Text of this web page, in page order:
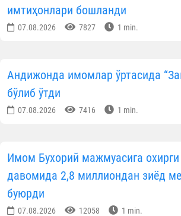
имтиҳонлари бошланди
07.08.2026 7827 1 min.
Андижонда имомлар ўртасида
бўлиб ўтди
07.08.2026 7416 1 min.
Имом Бухорий мажмуасига охирги
давомида 2,8 миллиондан зиёд
буюрди
07.08.2026 12058 1 min.